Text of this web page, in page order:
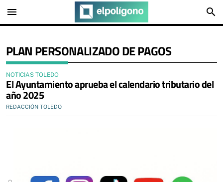
menu search
PLAN PERSONALIZADO DE PAGOS
NOTICIAS TOLEDO
El Ayuntamiento aprueba el calendario tributario del
año 2025
REDACCIÓN TOLEDO